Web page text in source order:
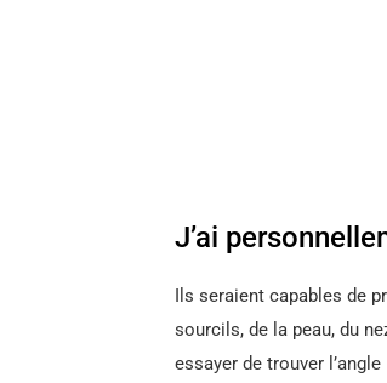
J’ai
Ils seraient capables de
sourcils, de la peau, du
essayer de trouver